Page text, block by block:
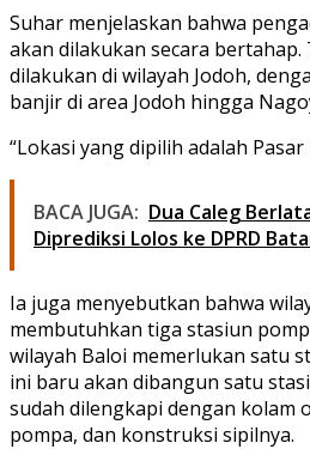
Suhar menjelaskan bahwa
akan dilakukan secara
dilakukan di wilayah Jodoh,
banjir di area Jodoh hingga
“Lokasi yang dipilih adalah
BACA JUGA: Dua Caleg
Diprediksi Lolos ke DPRD
Ia juga menyebutkan bahwa
membutuhkan tiga stasiun
wilayah Baloi memerlukan satu
ini baru akan dibangun satu
sudah dilengkapi dengan kolam
pompa, dan konstruksi sipilnya.